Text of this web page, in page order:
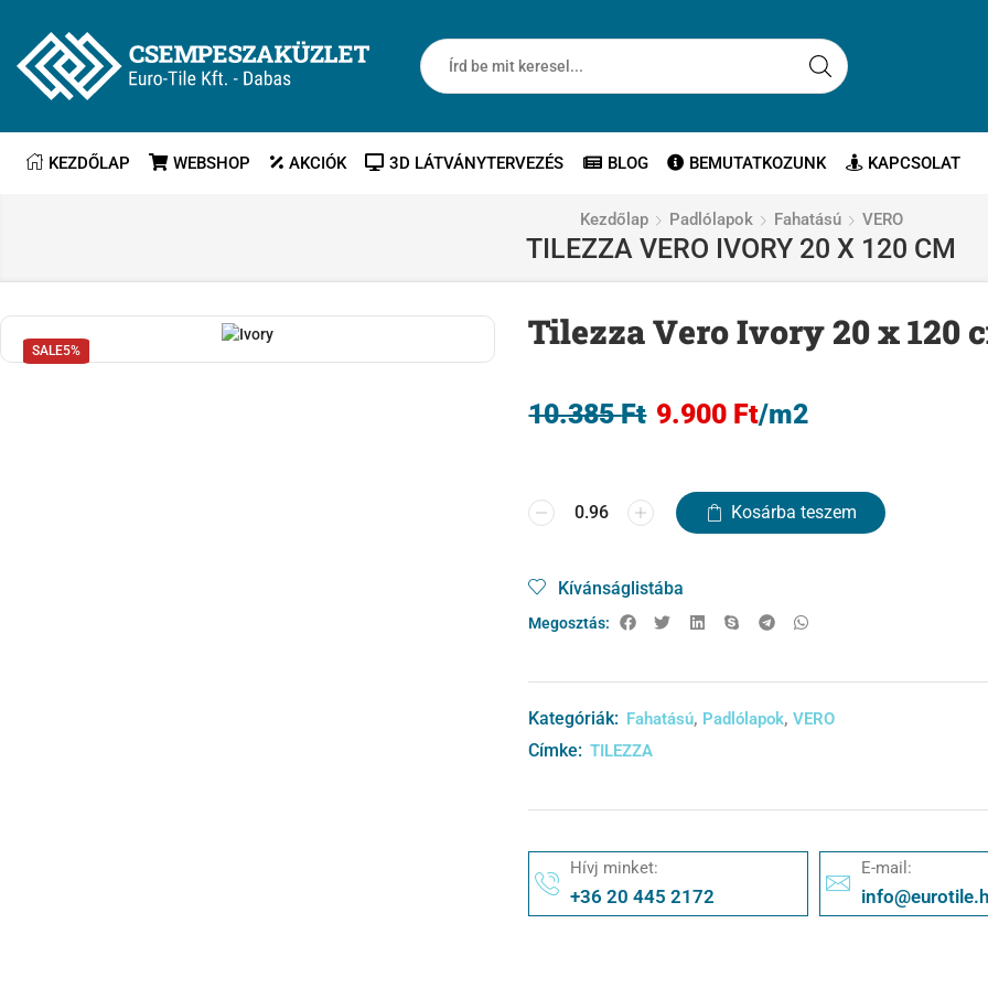
KEZDŐLAP WEBSHOP AKCIÓK 3D LÁTVÁNYTERVEZÉS BLOG BEMUTATKOZUNK KAPCSOLAT
Kezdőlap Padlólapok Fahatású VERO
TILEZZA VERO IVORY 20 X 120 CM
SALE5% Tilezza Vero Ivory 20 x 120
10.385Ft 9.900 Ft/m2
Kosárba teszem
Kívánságlistába
Megosztás:
Kategóriák: Fahatású, Padlólapok,VERO
Címke: TILEZZA
Hívj minket:
+36 20 445 2172
E-mail: